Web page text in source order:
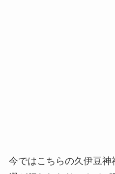
今ではこちらの久伊豆